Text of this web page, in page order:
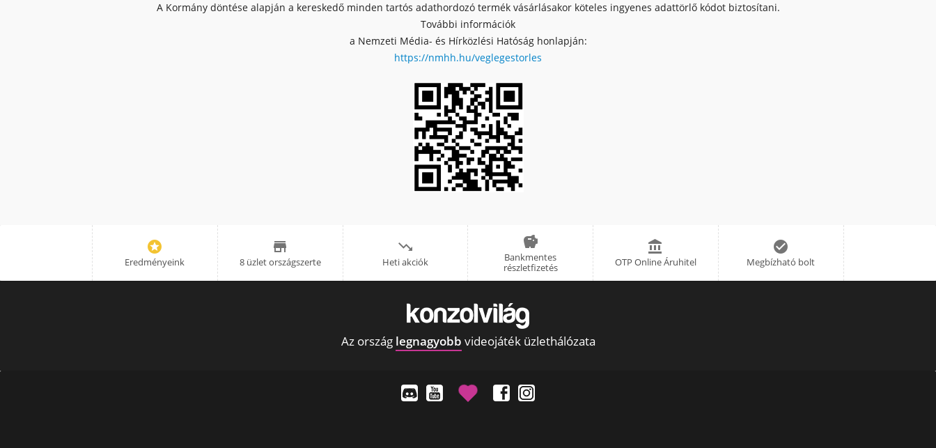
A Kormány döntése alapján a kereskedő minden tartós adathordozó termék vásárlásakor köteles ingyenes adattörlő kódot biztosítani.
További információk
a Nemzeti Média- és Hírközlési Hatóság honlapján:
https://nmhh.hu/veglegestorles

Eredményeink

8 üzlet országszerte

Heti akciók

Bankmentes
részletfizetés

OTP Online Áruhitel

Megbízható bolt
Az ország legnagyobb videojáték üzlethálózata